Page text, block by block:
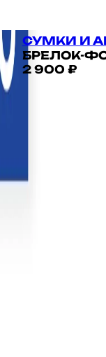
СУМКИ И
БРЕЛОК-
2 900 ₽